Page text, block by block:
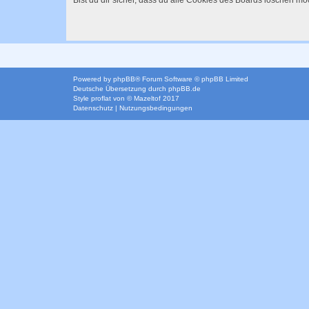
Powered by phpBB® Forum Software © phpBB Limited
Deutsche Übersetzung durch phpBB.de
Style proflat von ©Mazeltof 2017
Datenschutz | Nutzungsbedingungen